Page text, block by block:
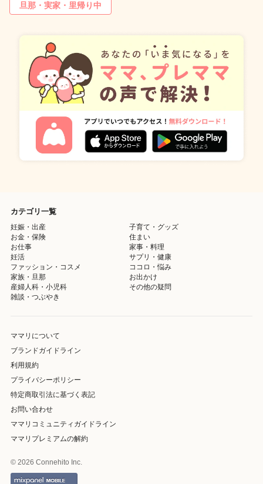
旦那・実家・里帰り中
カテゴリ一覧
妊娠・出産
子育て・グッズ
お金・保険
住まい
お仕事
家事・料理
妊活
サプリ・健康
ファッション・コスメ
ココロ・悩み
家族・旦那
お出かけ
産婦人科・小児科
その他の疑問
雑談・つぶやき
ママリについて
ブランドガイドライン
利用規約
プライバシーポリシー
特定商取引法に基づく表記
お問い合わせ
ママリコミュニティガイドライン
ママリプレミアムの解約
© 2026 Connehito Inc.